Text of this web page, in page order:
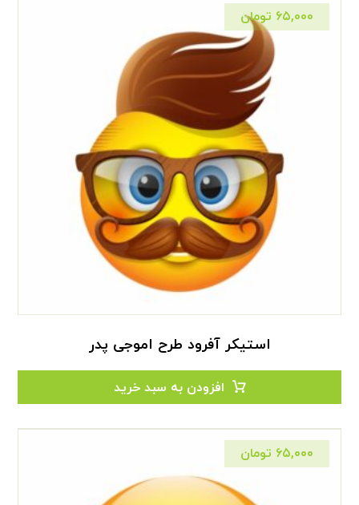
استیکر آفرود طرح اموجی پدر
۶۵,۰۰۰ تومان
افزودن به سبد خرید
۶۵,۰۰۰ تومان